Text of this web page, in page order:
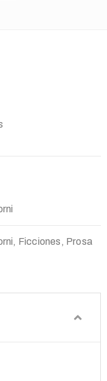
Ficciones, Prosa